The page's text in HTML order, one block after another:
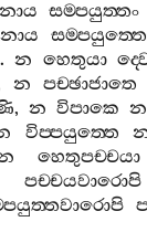
සම‍්පයුත‍්තං
.න හෙතුයා
න පච‍්ඡාජාතෙ
, න විපාකෙ
විප‍්පයුත‍්තෙ
හෙතුපච‍්චයා
පච‍්චයවාරොපි